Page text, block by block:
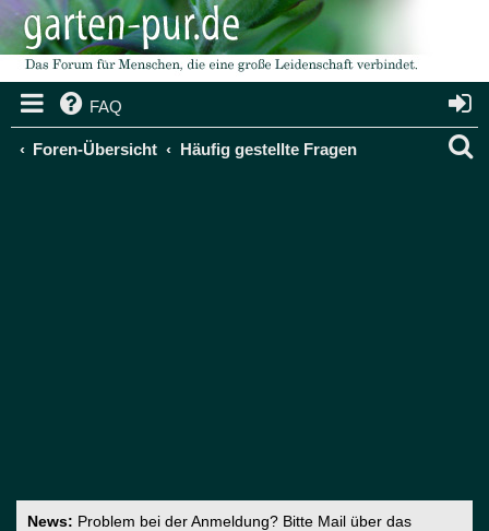
FAQ
Foren-Übersicht Häufig gestellte Fragen
News: Problem bei der Anmeldung? Bitte Mail über das